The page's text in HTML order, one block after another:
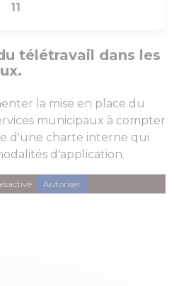
11
télétravail dans les
la mise en place du
municipaux à compter
d'une charte interne qui
d'application.
Autoriser